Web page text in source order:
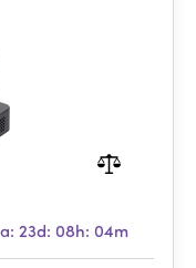
23d: 08h: 04m